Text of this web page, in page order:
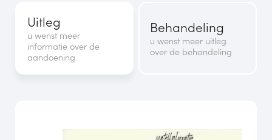
Uitleg
u wenst meer
informatie over de
aandoening
Behandeling
u wenst meer uitleg
over de behandeling